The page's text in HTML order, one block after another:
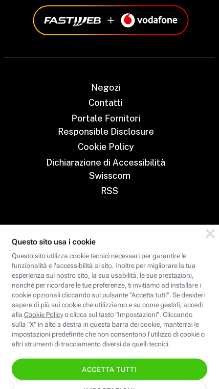
Negozi
Contatti
Portale Fornitori
Responsible Disclosure
Cookie Policy
Dichiarazione di Accessibilità
Swisscom
RSS